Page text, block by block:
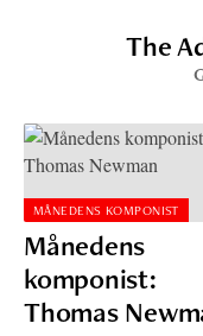
The
MÅNEDENS KOMPONIST
Månedens
komponist:
Thomas